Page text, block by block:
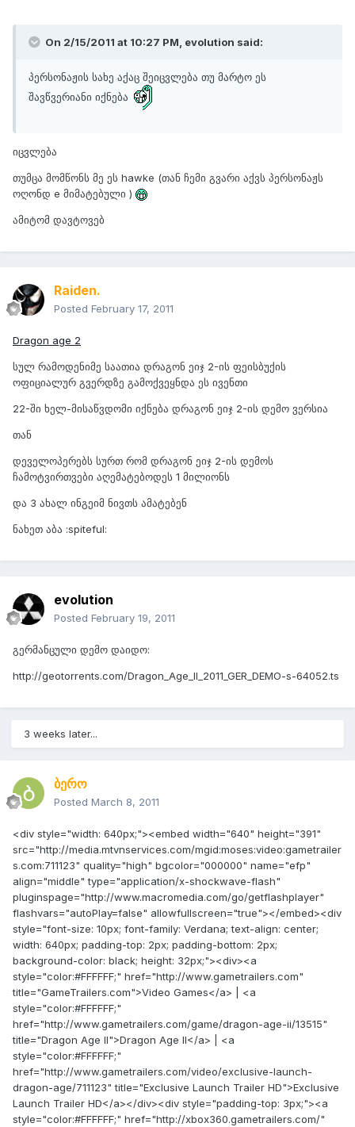
On 2/15/2011 at 10:27 PM, evolution said:
პერსონაჟის სახე აქაც შეიცვლება თუ მარტო ეს
შავწვერიანი იქნება
იცვლება
თუმცა მომწონს მე ეს hawke (თან ჩემი გვარი აქვს პერსონაჟს
ოღონდ e მიმატებული )
ამიტომ დავტოვებ
Raiden.
Posted February 17, 2011
Dragon age 2
სულ რამოდენიმე საათია დრაგონ ეიჯ 2-ის ფეისბუქის
ოფიციალურ გვერდზე გამოქვეყნდა ეს ივენთი
22-ში ხელ-მისაწვდომი იქნება დრაგონ ეიჯ 2-ის დემო ვერსია
თან
დეველოპერებს სურთ რომ დრაგონ ეიჯ 2-ის დემოს
ჩამოტვირთვები აღემატებოდეს 1 მილიონს
და 3 ახალ ინგეიმ ნივთს ამატებენ
ნახეთ აბა :spiteful:
evolution
Posted February 19, 2011
გერმანცული დემო დაიდო:
http://geotorrents.com/Dragon_Age_II_2011_GER_DEMO-s-64052.ts
3 weeks later...
ბერო
Posted March 8, 2011
<div style="width: 640px;"><embed width="640" height="391"
src="http://media.mtvnservices.com/mgid:moses:video:gametrailer
s.com:711123" quality="high" bgcolor="000000" name="efp"
align="middle" type="application/x-shockwave-flash"
pluginspage="http://www.macromedia.com/go/getflashplayer"
flashvars="autoPlay=false" allowfullscreen="true"></embed><div
style="font-size: 10px; font-family: Verdana; text-align: center;
width: 640px; padding-top: 2px; padding-bottom: 2px;
background-color: black; height: 32px;"><div><a
style="color:#FFFFFF;" href="http://www.gametrailers.com"
title="GameTrailers.com">Video Games</a> | <a
style="color:#FFFFFF;"
href="http://www.gametrailers.com/game/dragon-age-ii/13515"
title="Dragon Age II">Dragon Age II</a> | <a
style="color:#FFFFFF;"
href="http://www.gametrailers.com/video/exclusive-launch-
dragon-age/711123" title="Exclusive Launch Trailer HD">Exclusive
Launch Trailer HD</a></div><div style="padding-top: 3px;"><a
style="color:#FFFFFF;" href="http://xbox360.gametrailers.com/"